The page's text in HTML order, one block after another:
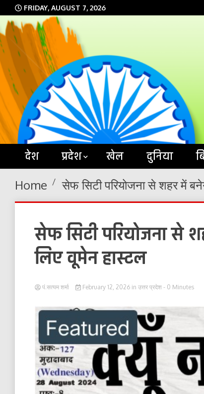
Skip
to
content
FRIDAY, AUGUST 7, 2026
देश प्रदेश खेल दुनिया
Home सेफ सिटी परियोजना से शहर में
सेफ सिटी परियोजना से
लिए वूमेन हास्टल
पं.सत्यम शर्मा February 12, 2026 in उत्तर प्रदेश - 0 Minutes